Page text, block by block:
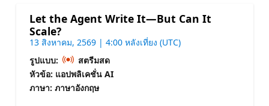
Let the Agent Write It—But Can It
Scale?
13 สิงหาคม, 2569 | 4:00 หลังเที่ยง (UTC)
รูปแบบ:
สตรีมสด
หัวข้อ: แอปพลิเคชั่น AI
ภาษา: ภาษาอังกฤษ